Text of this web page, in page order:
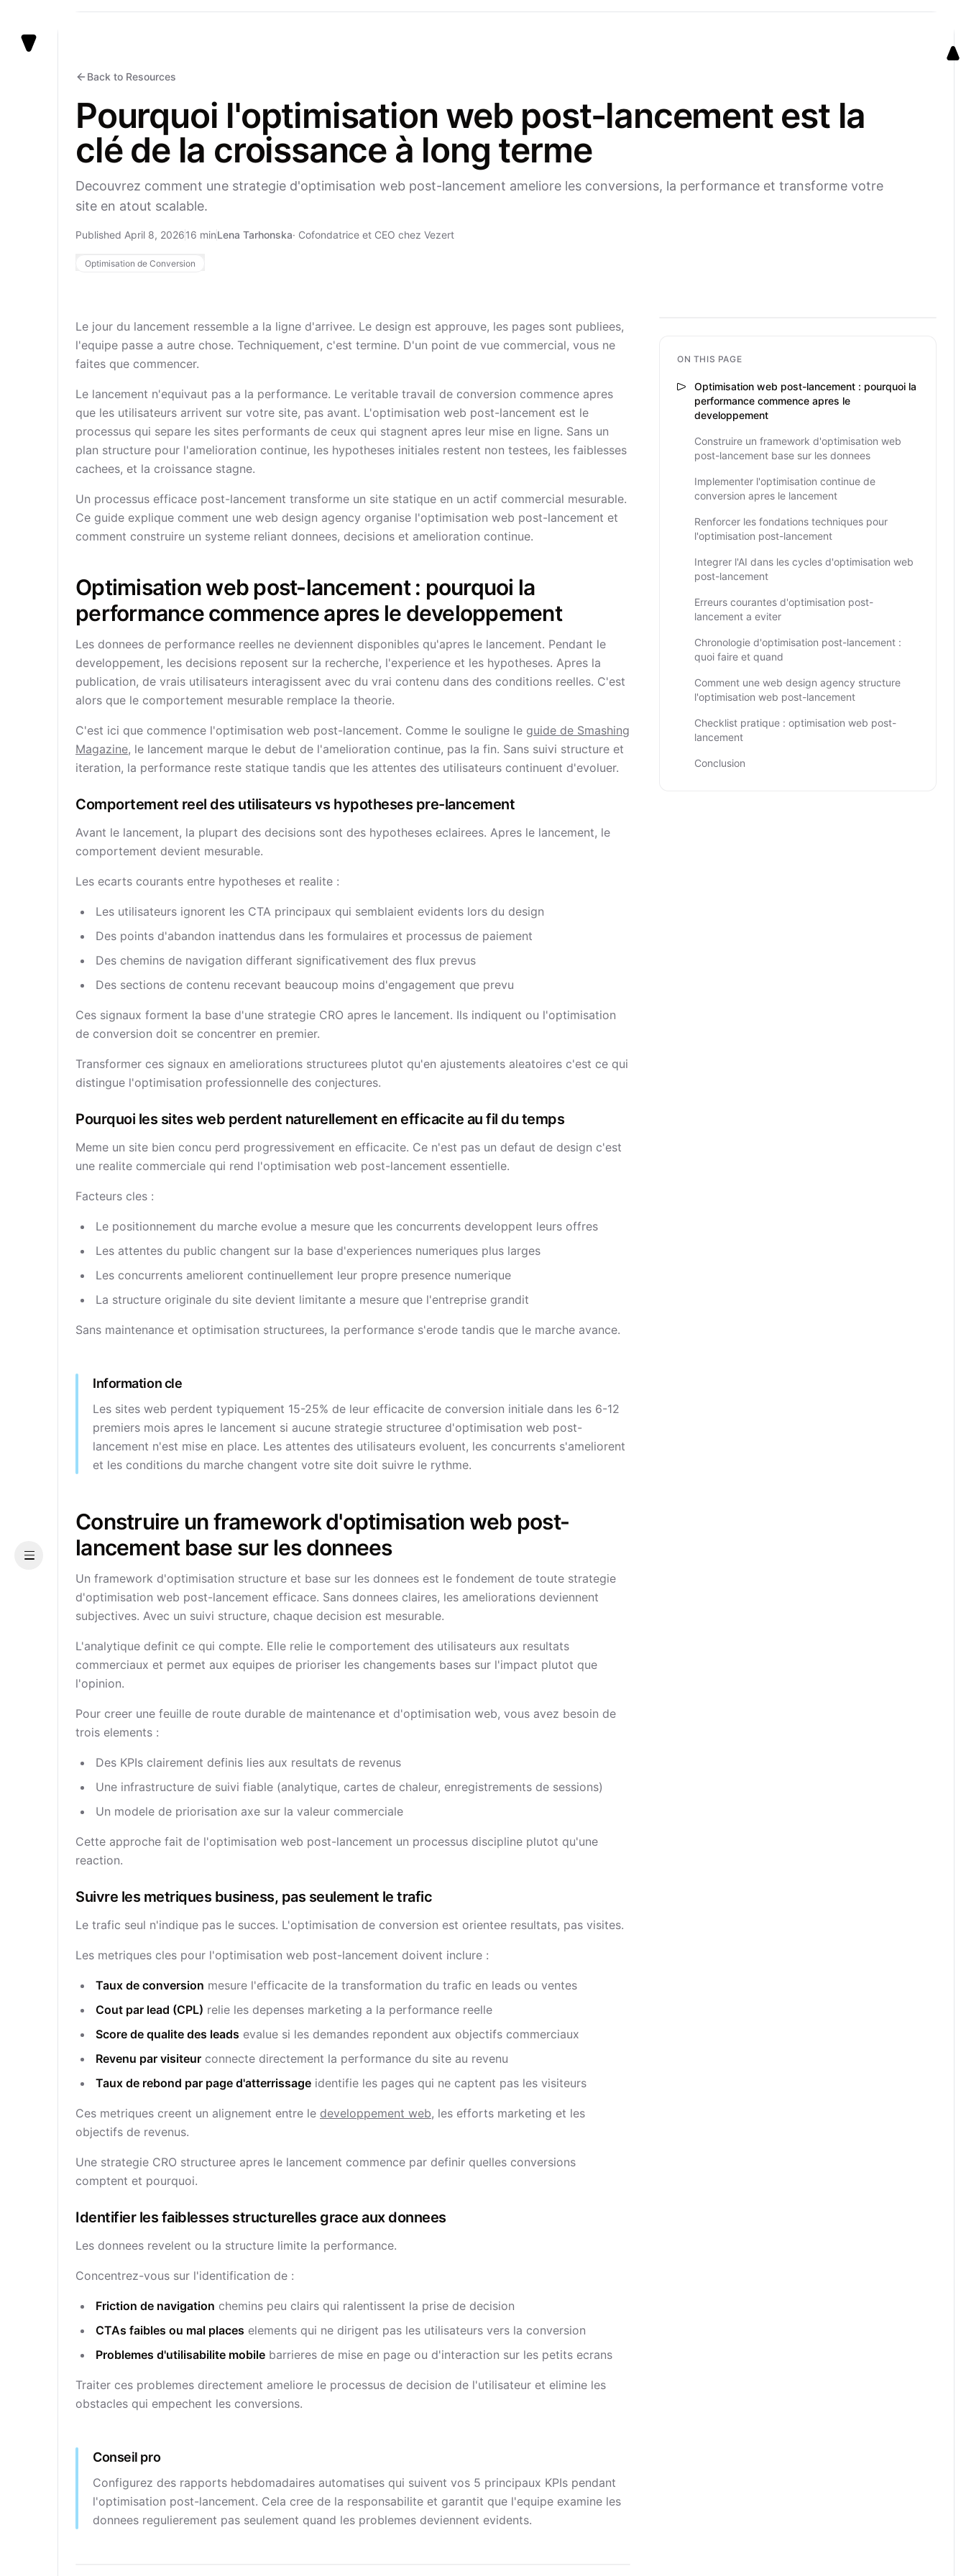
Vezert
Menu
Back to Resources
Pourquoi l'optimisation web post-lancement est la
clé de la croissance à long terme
Decouvrez comment une strategie d'optimisation web post-lancement ameliore les conversions, la performance et transforme votre
site en atout scalable.
Published April 8, 202616 minLena Tarhonska· Cofondatrice et CEO chez Vezert
Optimisation de Conversion
Le jour du lancement ressemble a la ligne d'arrivee. Le design est approuve, les pages sont publiees,
l'equipe passe a autre chose. Techniquement, c'est termine. D'un point de vue commercial, vous ne
faites que commencer.
Le lancement n'equivaut pas a la performance. Le veritable travail de conversion commence apres
que les utilisateurs arrivent sur votre site, pas avant. L'optimisation web post-lancement est le
processus qui separe les sites performants de ceux qui stagnent apres leur mise en ligne. Sans un
plan structure pour l'amelioration continue, les hypotheses initiales restent non testees, les faiblesses
cachees, et la croissance stagne.
Un processus efficace post-lancement transforme un site statique en un actif commercial mesurable.
Ce guide explique comment une web design agency organise l'optimisation web post-lancement et
comment construire un systeme reliant donnees, decisions et amelioration continue.
Optimisation web post-lancement : pourquoi la
performance commence apres le developpement
Les donnees de performance reelles ne deviennent disponibles qu'apres le lancement. Pendant le
developpement, les decisions reposent sur la recherche, l'experience et les hypotheses. Apres la
publication, de vrais utilisateurs interagissent avec du vrai contenu dans des conditions reelles. C'est
alors que le comportement mesurable remplace la theorie.
C'est ici que commence l'optimisation web post-lancement. Comme le souligne le guide de Smashing
Magazine, le lancement marque le debut de l'amelioration continue, pas la fin. Sans suivi structure et
iteration, la performance reste statique tandis que les attentes des utilisateurs continuent d'evoluer.
Comportement reel des utilisateurs vs hypotheses pre-lancement
Avant le lancement, la plupart des decisions sont des hypotheses eclairees. Apres le lancement, le
comportement devient mesurable.
Les ecarts courants entre hypotheses et realite :
Les utilisateurs ignorent les CTA principaux qui semblaient evidents lors du design
Des points d'abandon inattendus dans les formulaires et processus de paiement
Des chemins de navigation differant significativement des flux prevus
Des sections de contenu recevant beaucoup moins d'engagement que prevu
Ces signaux forment la base d'une strategie CRO apres le lancement. Ils indiquent ou l'optimisation
de conversion doit se concentrer en premier.
Transformer ces signaux en ameliorations structurees plutot qu'en ajustements aleatoires c'est ce qui
distingue l'optimisation professionnelle des conjectures.
Pourquoi les sites web perdent naturellement en efficacite au fil du temps
Meme un site bien concu perd progressivement en efficacite. Ce n'est pas un defaut de design c'est
une realite commerciale qui rend l'optimisation web post-lancement essentielle.
Facteurs cles :
Le positionnement du marche evolue a mesure que les concurrents developpent leurs offres
Les attentes du public changent sur la base d'experiences numeriques plus larges
Les concurrents ameliorent continuellement leur propre presence numerique
La structure originale du site devient limitante a mesure que l'entreprise grandit
Sans maintenance et optimisation structurees, la performance s'erode tandis que le marche avance.
Information cle
Les sites web perdent typiquement 15-25% de leur efficacite de conversion initiale dans les 6-12
premiers mois apres le lancement si aucune strategie structuree d'optimisation web post-
lancement n'est mise en place. Les attentes des utilisateurs evoluent, les concurrents s'ameliorent
et les conditions du marche changent votre site doit suivre le rythme.
Construire un framework d'optimisation web post-
lancement base sur les donnees
Un framework d'optimisation structure et base sur les donnees est le fondement de toute strategie
d'optimisation web post-lancement efficace. Sans donnees claires, les ameliorations deviennent
subjectives. Avec un suivi structure, chaque decision est mesurable.
L'analytique definit ce qui compte. Elle relie le comportement des utilisateurs aux resultats
commerciaux et permet aux equipes de prioriser les changements bases sur l'impact plutot que
l'opinion.
Pour creer une feuille de route durable de maintenance et d'optimisation web, vous avez besoin de
trois elements :
Des KPIs clairement definis lies aux resultats de revenus
Une infrastructure de suivi fiable (analytique, cartes de chaleur, enregistrements de sessions)
Un modele de priorisation axe sur la valeur commerciale
Cette approche fait de l'optimisation web post-lancement un processus discipline plutot qu'une
reaction.
Suivre les metriques business, pas seulement le trafic
Le trafic seul n'indique pas le succes. L'optimisation de conversion est orientee resultats, pas visites.
Les metriques cles pour l'optimisation web post-lancement doivent inclure :
Taux de conversion mesure l'efficacite de la transformation du trafic en leads ou ventes
Cout par lead (CPL) relie les depenses marketing a la performance reelle
Score de qualite des leads evalue si les demandes repondent aux objectifs commerciaux
Revenu par visiteur connecte directement la performance du site au revenu
Taux de rebond par page d'atterrissage identifie les pages qui ne captent pas les visiteurs
Ces metriques creent un alignement entre le developpement web, les efforts marketing et les
objectifs de revenus.
Une strategie CRO structuree apres le lancement commence par definir quelles conversions
comptent et pourquoi.
Identifier les faiblesses structurelles grace aux donnees
Les donnees revelent ou la structure limite la performance.
Concentrez-vous sur l'identification de :
Friction de navigation chemins peu clairs qui ralentissent la prise de decision
CTAs faibles ou mal places elements qui ne dirigent pas les utilisateurs vers la conversion
Problemes d'utilisabilite mobile barrieres de mise en page ou d'interaction sur les petits ecrans
Traiter ces problemes directement ameliore le processus de decision de l'utilisateur et elimine les
obstacles qui empechent les conversions.
Conseil pro
Configurez des rapports hebdomadaires automatises qui suivent vos 5 principaux KPIs pendant
l'optimisation post-lancement. Cela cree de la responsabilite et garantit que l'equipe examine les
donnees regulierement pas seulement quand les problemes deviennent evidents.
ON THIS PAGE
Optimisation web post-lancement : pourquoi la
performance commence apres le
developpement
Construire un framework d'optimisation web
post-lancement base sur les donnees
Implementer l'optimisation continue de
conversion apres le lancement
Renforcer les fondations techniques pour
l'optimisation post-lancement
Integrer l'AI dans les cycles d'optimisation web
post-lancement
Erreurs courantes d'optimisation post-
lancement a eviter
Chronologie d'optimisation post-lancement :
quoi faire et quand
Comment une web design agency structure
l'optimisation web post-lancement
Checklist pratique : optimisation web post-
lancement
Conclusion